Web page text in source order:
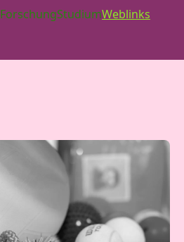
ForschungStudiumWeblinks